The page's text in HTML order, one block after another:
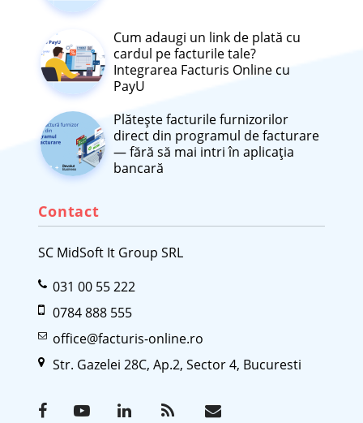
Cum adaugi un link de plată cu
cardul pe facturile tale?
Integrarea Facturis Online cu
PayU
Plătește facturile furnizorilor
direct din programul de facturare
— fără să mai intri în aplicația
bancară
Contact
SC MidSoft It Group SRL
031 00 55 222
0784 888 555
office@facturis-online.ro
Str. Gazelei 28C, Ap.2, Sector 4, Bucuresti